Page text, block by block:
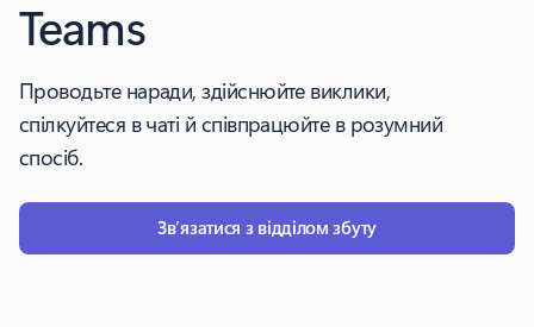
Teams
Проводьте наради, здійснюйте виклики,
спілкуйтеся в чаті й співпрацюйте в розумний
спосіб.
Зв’язатися з відділом збуту